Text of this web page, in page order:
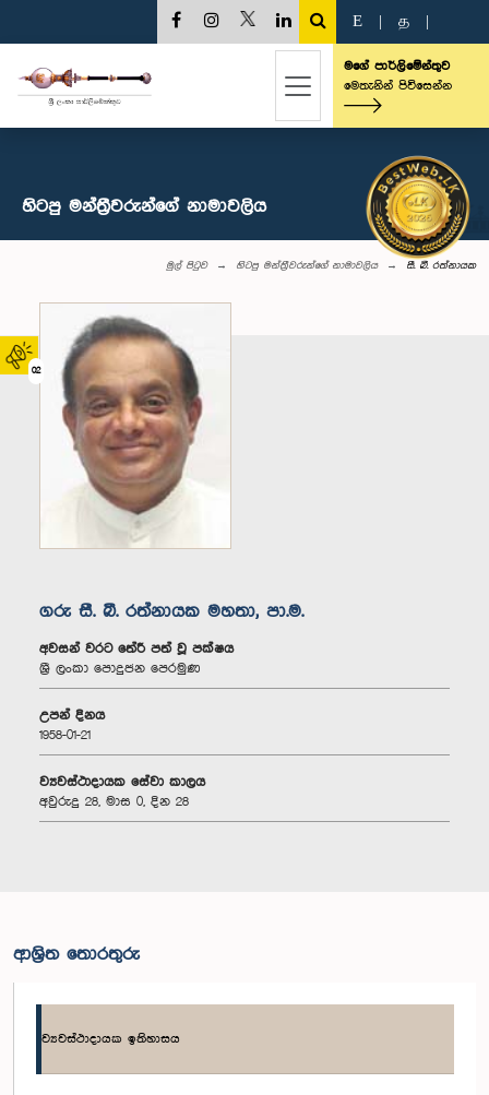
02
E த
මගේ පාර්ලිමේන්තුව
මෙතැනින් පිවිසෙන්න
හිටපු මන්ත්‍රීවරුන්ගේ නාමාවලිය
මුල් පිටුව හිටපු මන්ත්‍රීවරුන්ගේ නාමාවලිය සී. බී. රත්නායක
ගරු සී. බී. රත්නායක මහතා, පා.ම.
අවසන් වරට තේරී පත් වූ පක්ෂය
ශ්‍රී ලංකා පොදුජන පෙරමුණ
උපන් දිනය
1958-01-21
ව්‍යවස්ථාදායක සේවා කාලය
අවුරුදු 28, මාස 0, දින 28
ආශ්‍රිත තොරතුරු
ව්‍යවස්ථාදායක ඉතිහාසය